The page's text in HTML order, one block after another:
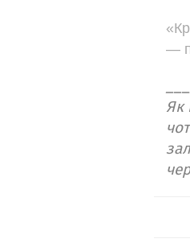
—
Як